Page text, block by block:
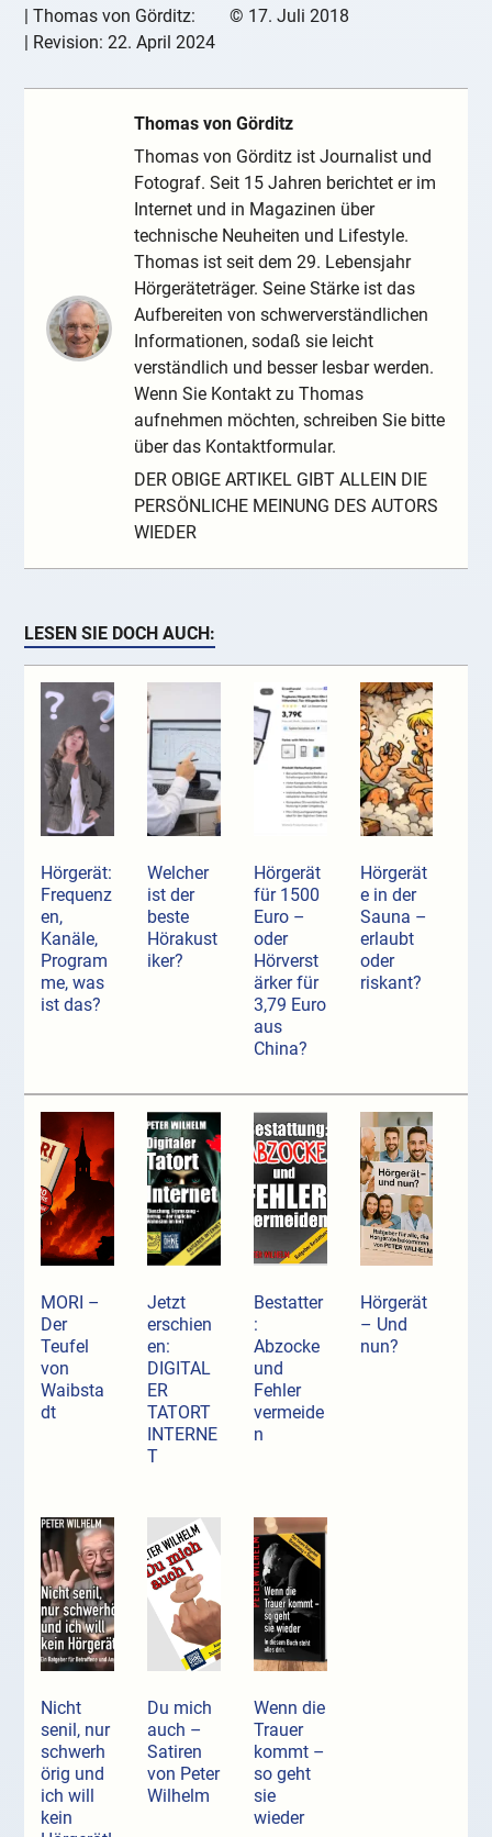
|Thomas von Görditz: © 17. Juli 2018
| Revision:22. April 2024
Thomas von Görditz
Thomas von Görditz ist Journalist und
Fotograf. Seit 15 Jahren berichtet er im
Internet und in Magazinen über
technische Neuheiten und Lifestyle.
Thomas ist seit dem 29. Lebensjahr
Hörgeräteträger. Seine Stärke ist das
Aufbereiten von schwerverständlichen
Informationen, sodaß sie leicht
verständlich und besser lesbar werden.
Wenn Sie Kontakt zu Thomas
aufnehmen möchten, schreiben Sie bitte
über das Kontaktformular.
DER OBIGE ARTIKEL GIBT ALLEIN DIE
PERSÖNLICHE MEINUNG DES AUTORS
WIEDER
LESEN SIE DOCH AUCH:
Hörgerät:
Frequenz
en,
Kanäle,
Program
me, was
ist das?
Welcher
ist der
beste
Hörakust
iker?
Hörgerät
für 1500
Euro –
oder
Hörverst
ärker für
3,79 Euro
aus
China?
Hörgerät
e in der
Sauna –
erlaubt
oder
riskant?
MORI –
Der
Teufel
von
Waibsta
dt
Jetzt
erschien
en:
DIGITAL
ER
TATORT
INTERNE
T
Bestatter
:
Abzocke
und
Fehler
vermeide
n
Hörgerät
– Und
nun?
Nicht
senil, nur
schwerh
örig und
ich will
kein
Du mich
auch –
Satiren
von Peter
Wilhelm
Wenn die
Trauer
kommt –
so geht
sie
wieder